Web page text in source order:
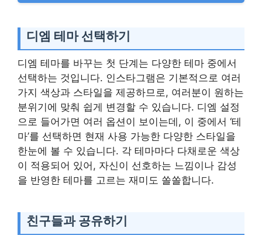
디엠 테마 선택하기
디엠 테마를 바꾸는 첫 단계는 다양한 테마 중에서
선택하는 것입니다. 인스타그램은 기본적으로 여러
가지 색상과 스타일을 제공하므로, 여러분이 원하는
분위기에 맞춰 쉽게 변경할 수 있습니다. 디엠 설정
으로 들어가면 여러 옵션이 보이는데, 이 중에서 ‘테
마’를 선택하면 현재 사용 가능한 다양한 스타일을
한눈에 볼 수 있습니다. 각 테마마다 다채로운 색상
이 적용되어 있어, 자신이 선호하는 느낌이나 감성
을 반영한 테마를 고르는 재미도 쏠쏠합니다.
친구들과 공유하기